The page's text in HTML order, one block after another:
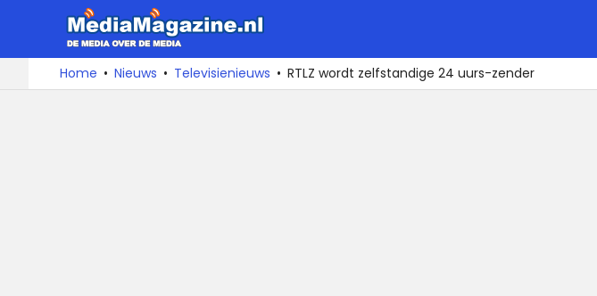
naar
De
media
over
Home Nieuws Televisienieuws RTLZ wordt zelfstandige 24 uurs-zender